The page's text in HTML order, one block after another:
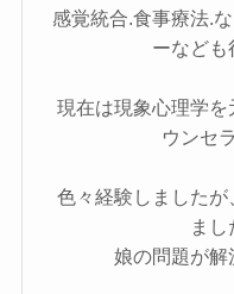
感覚統合.食事療法.
ーなども
現在は現象心理学
ウンセ
色々経験しましたが
ま
娘の問題が解